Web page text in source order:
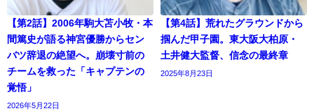
【第2話】2006年駒大苫小牧・本
間篤史が語る神宮優勝からセン
バツ辞退の絶望へ。崩壊寸前の
チームを救った「キャプテンの
覚悟」
2026年5月22日
【第4話】荒れたグラウンドから
掴んだ甲子園。東大阪大柏原・
土井健大監督、信念の最終章
2025年8月23日